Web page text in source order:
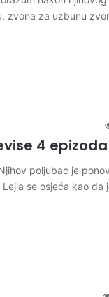
zvona za uzbunu
4 epizoda
poljubac je
se osjeća kao da